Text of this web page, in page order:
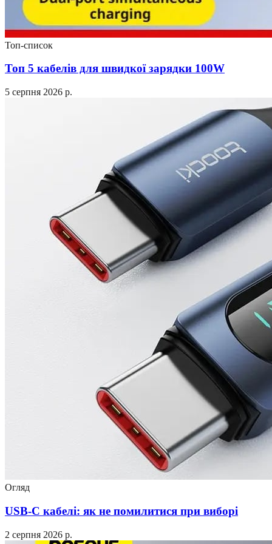
Топ-список
Топ 5 кабелів для швидкої зарядки 100W
5 серпня 2026 р.
Огляд
USB-C кабелі: як не помилитися при виборі
2 серпня 2026 р.